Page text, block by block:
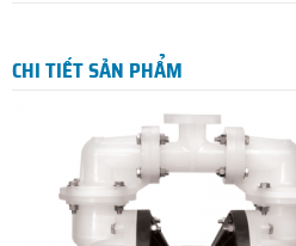
CHI TIẾT SẢN PHẨM